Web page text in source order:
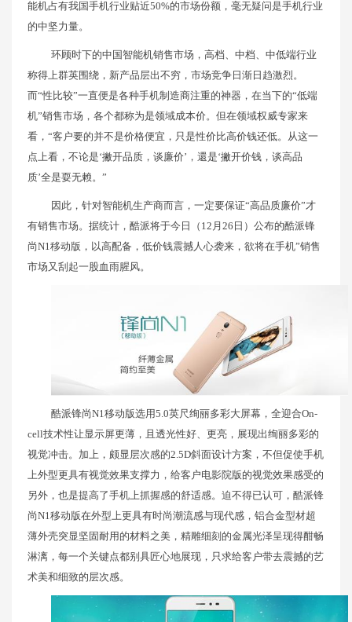
能机占有我国手机行业贴近50%的市场份额，毫无疑问是手机行业
的中坚力量。
环顾时下的中国智能机销售市场，高档、中档、中低端行业
称得上群英围绕，新产品层出不穷，市场竞争日渐日趋激烈。
而“性比较”一直便是各种手机制造商注重的神器，在当下的“低端
机”销售市场，各个都称为是领域成本价。但在领域权威专家来
看，“客户要的并不是价格便宜，只是性价比高价钱还低。从这一
点上看，不论是‘撇开品质，谈廉价’，還是‘撇开价钱，谈高品
质’全是耍无赖。”
因此，针对智能机生产商而言，一定要保证“高品质廉价”才
有销售市场。据统计，酷派将于今日（12月26日）公布的酷派锋
尚N1移动版，以高配备，低价钱震撼人心袭来，欲将在手机”销售
市场又刮起一股血雨腥风。
酷派锋尚N1移动版选用5.0英尺绚丽多彩大屏幕，全迎合On-
cell技术性让显示屏更薄，且透光性好、更亮，展现出绚丽多彩的
视觉冲击。加上，颇显层次感的2.5D斜面设计方案，不但促使手机
上外型更具有视觉效果支撑力，给客户电影院版的视觉效果感受的
另外，也是提高了手机上抓握感的舒适感。迫不得已认可，酷派锋
尚N1移动版在外型上更具有时尚潮流感与现代感，铝合金型材超
薄外壳突显坚固耐用的材料之美，精雕细刻的金属光泽呈现得酣畅
淋漓，每一个关键点都别具匠心地展现，只求给客户带去震撼的艺
术美和细致的层次感。